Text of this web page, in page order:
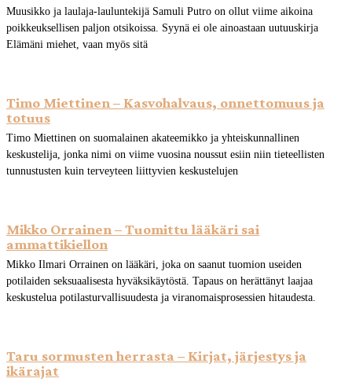
Muusikko ja laulaja-lauluntekijä Samuli Putro on ollut viime aikoina
poikkeuksellisen paljon otsikoissa. Syynä ei ole ainoastaan uutuuskirja
Elämäni miehet, vaan myös sitä
Timo Miettinen – Kasvohalvaus, onnettomuus ja
totuus
Timo Miettinen on suomalainen akateemikko ja yhteiskunnallinen
keskustelija, jonka nimi on viime vuosina noussut esiin niin tieteellisten
tunnustusten kuin terveyteen liittyvien keskustelujen
Mikko Orrainen – Tuomittu lääkäri sai
ammattikiellon
Mikko Ilmari Orrainen on lääkäri, joka on saanut tuomion useiden
potilaiden seksuaalisesta hyväksikäytöstä. Tapaus on herättänyt laajaa
keskustelua potilasturvallisuudesta ja viranomaisprosessien hitaudesta.
Taru sormusten herrasta – Kirjat, järjestys ja
ikärajat